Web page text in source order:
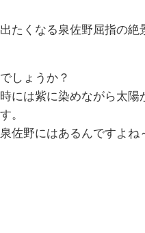
たくなる泉佐野屈指の絶
しょうか？
には紫に染めながら太陽
。
佐野にはあるんですよね